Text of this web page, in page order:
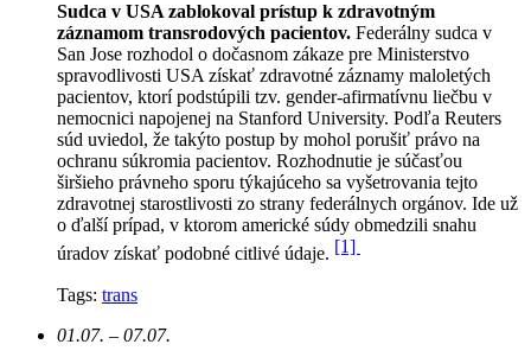
Sudca v USA zablokoval prístup k zdravotným
záznamom transrodových pacientov. Federálny sudca v
San Jose rozhodol o dočasnom zákaze pre Ministerstvo
spravodlivosti USA získať zdravotné záznamy maloletých
pacientov, ktorí podstúpili tzv. gender-afirmatívnu liečbu v
nemocnici napojenej na Stanford University. Podľa Reuters
súd uviedol, že takýto postup by mohol porušiť právo na
ochranu súkromia pacientov. Rozhodnutie je súčasťou
širšieho právneho sporu týkajúceho sa vyšetrovania tejto
zdravotnej starostlivosti zo strany federálnych orgánov. Ide už
o ďalší prípad, v ktorom americké súdy obmedzili snahu
úradov získať podobné citlivé údaje. [1]
Tags: trans
01.07. – 07.07.